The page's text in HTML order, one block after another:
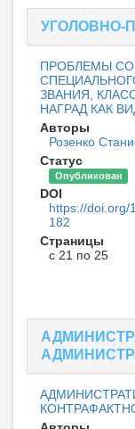
УГОЛОВНО-
ПРОБЛЕМЫ
ЗВАНИЯ,
НАГРАД КАК
Авторы
Розенко
Статус
Опубликован
DOI
https://doi.org/
182
Страницы
с 21 по 25